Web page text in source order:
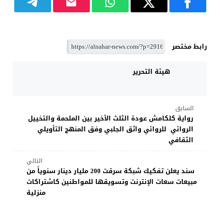
رابط مختصر
هيئة التحرير
السابق
رواية كلكامش عودة الثلث الأخير بين الملحمة والتخييل
الروائي للروائي واثق الجلبي وفق المنهج التأويلي
الثقافي
التالي
سند يعلن تفكيك شبكة سرقت 200 مليار دينار سنوياً من
مبيعات سعات الإنترنت وتسويقها للمواطنين كاشتراكات
منزلية